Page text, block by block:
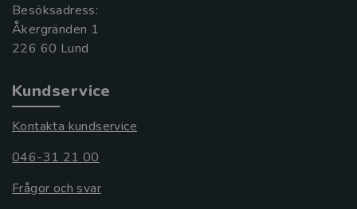
Besöksadress:
Åkergränden 1
Kundservice
Kontakta kundservice
046-31 21 00
Frågor och svar